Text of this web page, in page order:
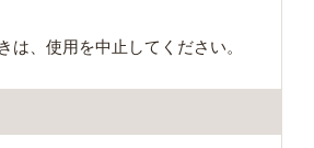
は、使用を中止してください。